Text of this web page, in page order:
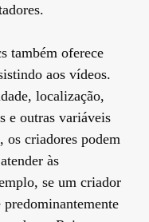
também oferece
aos vídeos.
localização,
e outras variáveis
os criadores podem
às
se um criador